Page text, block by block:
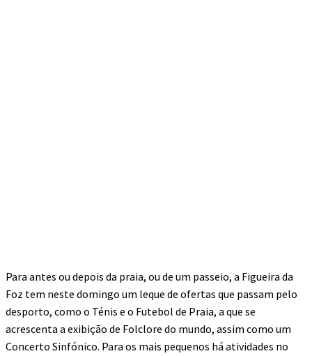
Para antes ou depois da praia, ou de um passeio, a Figueira da
Foz tem neste domingo um leque de ofertas que passam pelo
desporto, como o Ténis e o Futebol de Praia, a que se
acrescenta a exibição de Folclore do mundo, assim como um
Concerto Sinfónico. Para os mais pequenos há atividades no